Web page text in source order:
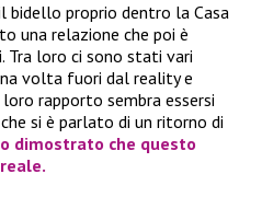
bidello proprio dentro la Casa
una relazione che poi è
Tra loro ci sono stati vari
volta fuori dal reality e
rapporto sembra essersi
si è parlato di un ritorno di
dimostrato che questo